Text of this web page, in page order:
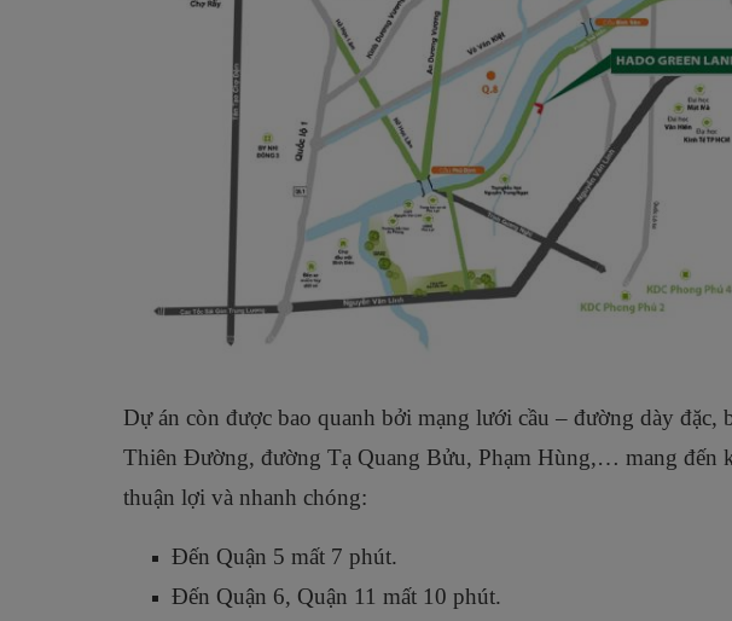
Dự án còn được bao quanh bởi mạng lưới cầu – đường dày đặc,
Thiên Đường, đường Tạ Quang Bửu, Phạm Hùng,… mang đến
thuận lợi và nhanh chóng:
Đến Quận 5 mất 7 phút.
Đến Quận 6, Quận 11 mất 10 phút.